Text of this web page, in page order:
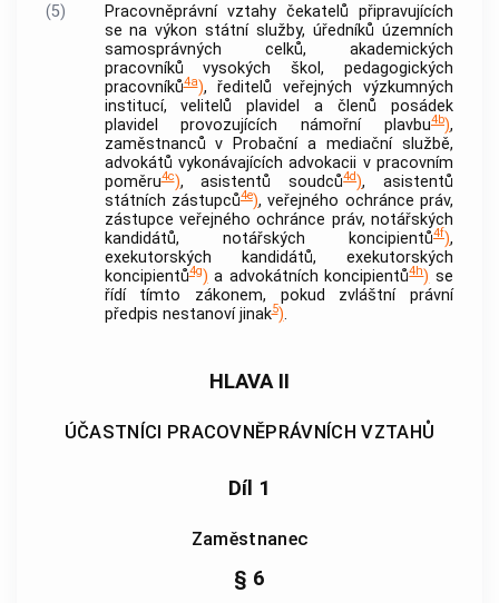
(5)
Pracovněprávní vztahy čekatelů připravujících
se na výkon státní služby, úředníků územních
samosprávných celků, akademických
pracovníků vysokých škol, pedagogických
pracovníků4a), ředitelů veřejných výzkumných
institucí, velitelů plavidel a členů posádek
plavidel provozujících námořní plavbu4b),
zaměstnanců v Probační a mediační službě,
advokátů vykonávajících advokacii v pracovním
poměru4c), asistentů soudců4d), asistentů
státních zástupců4e), veřejného ochránce práv,
zástupce veřejného ochránce práv, notářských
kandidátů, notářských koncipientů4f),
exekutorských kandidátů, exekutorských
koncipientů4g) a advokátních koncipientů4h) se
řídí tímto zákonem, pokud zvláštní právní
předpis nestanoví jinak5).
HLAVA II
ÚČASTNÍCI PRACOVNĚPRÁVNÍCH VZTAHŮ
Díl 1
Zaměstnanec
§ 6